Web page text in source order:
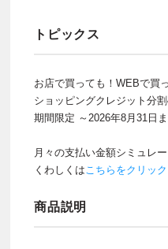
トピックス
お店で買っても！WEBで買
ショッピングクレジット分
期間限定 ～2026年8月31日
月々の支払い金額シミュレ
くわしくはこちらをクリック
商品説明